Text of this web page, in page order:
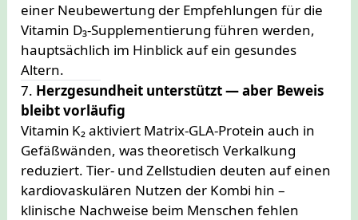
einer Neubewertung der Empfehlungen für die
Vitamin D₃-Supplementierung führen werden,
hauptsächlich im Hinblick auf ein gesundes
Altern.
7. Herzgesundheit unterstützt — aber Beweis
bleibt vorläufig
Vitamin K₂ aktiviert Matrix-GLA-Protein auch in
Gefäßwänden, was theoretisch Verkalkung
reduziert. Tier- und Zellstudien deuten auf einen
kardiovaskulären Nutzen der Kombi hin –
klinische Nachweise beim Menschen fehlen